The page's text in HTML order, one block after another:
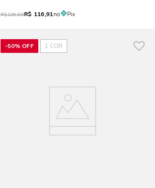
R$129,90R$ 116,91no Pix
-50% OFF 1 COR